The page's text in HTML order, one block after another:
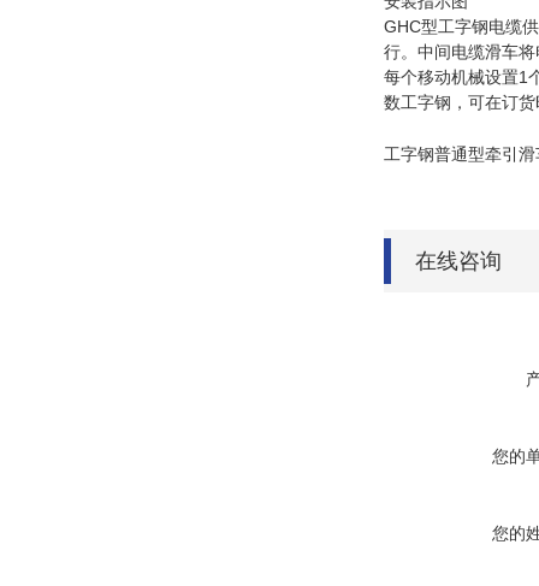
GHC型工字钢电缆
行。中间电缆滑车
每个移动机械设置1
数工字钢，可在订
工字钢普通型牵引
在线咨询
您的
您的